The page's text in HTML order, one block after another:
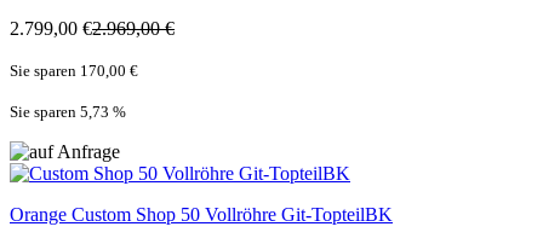
2.799,00 €2.969,00 €
Sie sparen 170,00 €
Sie sparen 5,73 %
Orange Custom Shop 50 Vollröhre Git-TopteilBK